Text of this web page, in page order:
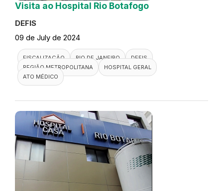
Visita ao Hospital Rio Botafogo
DEFIS
09 de July de 2024
FISCALIZAÇÃO RIO DE JANEIRO
DEFIS
REGIÃO METROPOLITANA
HOSPITAL GERAL
ATO MÉDICO